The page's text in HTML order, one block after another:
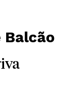
Balcão